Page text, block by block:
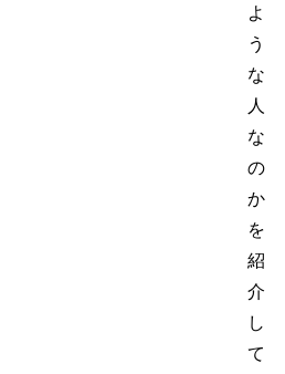
よ
う
な
人
な
の
か
を
紹
介
し
て